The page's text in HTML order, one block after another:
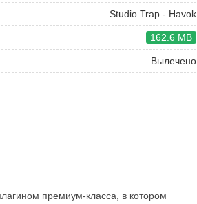
Studio Trap - Havok
162.6 MB
Вылечено
премиум-класса, в котором